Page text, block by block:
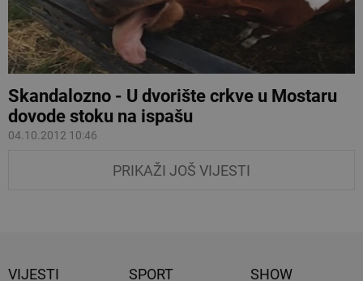
Skandalozno - U dvorište crkve u Mostaru
dovode stoku na ispašu
04.10.2012 10:46
PRIKAŽI JOŠ VIJESTI
VIJESTI SPORT SHOW